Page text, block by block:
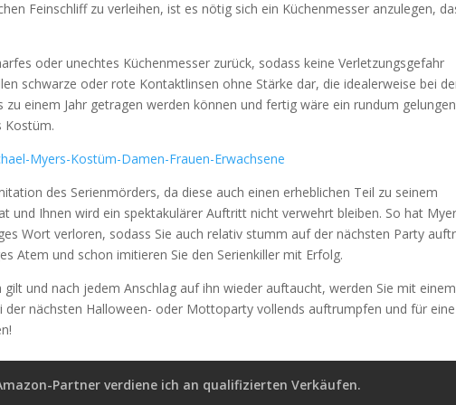
Feinschliff zu verleihen, ist es nötig sich ein Küchenmesser anzulegen,
oder unechtes Küchenmesser zurück, sodass keine Verletzungsgefahr
schwarze oder rote Kontaktlinsen ohne Stärke dar, die idealerweise bei
einem Jahr getragen werden können und fertig wäre ein rundum
Kostüm.
des Serienmörders, da diese auch einen erheblichen Teil zu seinem
und Ihnen wird ein spektakulärer Auftritt nicht verwehrt bleiben. So hat
Wort verloren, sodass Sie auch relativ stumm auf der nächsten Party
Atem und schon imitieren Sie den Serienkiller mit Erfolg.
und nach jedem Anschlag auf ihn wieder auftaucht, werden Sie mit einem
der nächsten Halloween- oder Mottoparty vollends auftrumpfen und für eine
Partner verdiene ich an qualifizierten Verkäufen.